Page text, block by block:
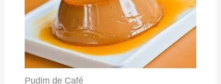
Pudim de Café